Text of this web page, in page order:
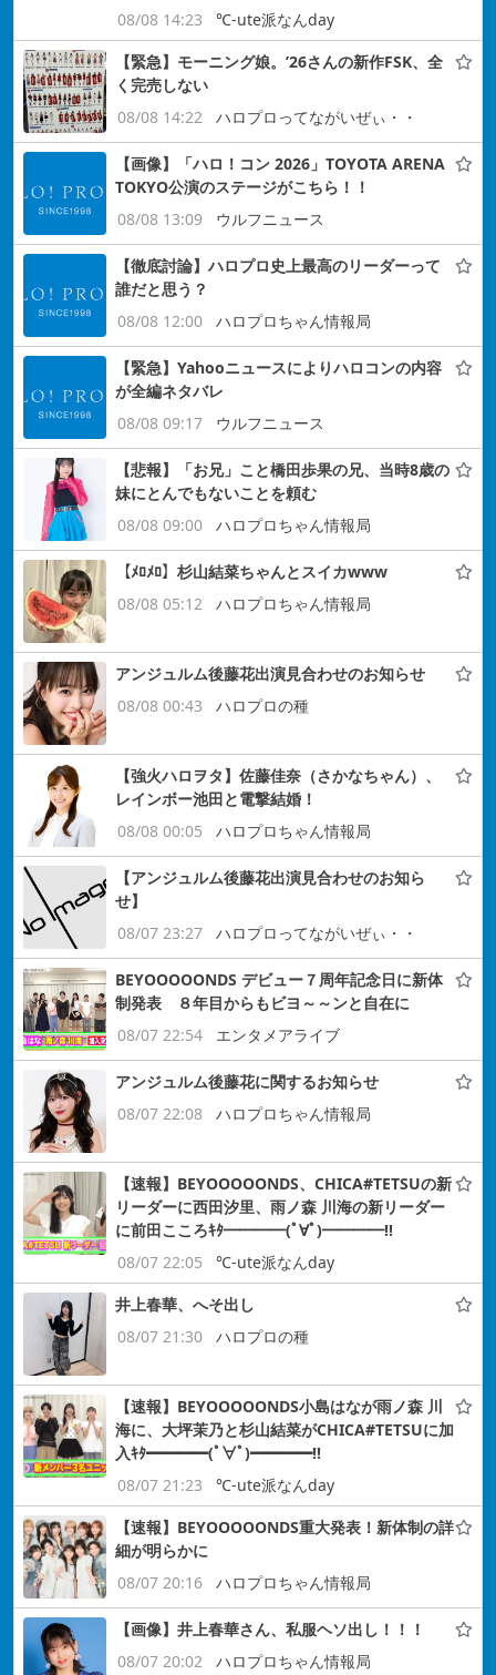
08/08 14:23
℃-ute派なんday
【緊急】モーニング娘。’26さんの新作FSK、全
く完売しない
08/08 14:22
ハロプロってながいぜぃ・・
【画像】「ハロ！コン 2026」TOYOTA ARENA
TOKYO公演のステージがこちら！！
08/08 13:09
ウルフニュース
【徹底討論】ハロプロ史上最高のリーダーって
誰だと思う？
08/08 12:00
ハロプロちゃん情報局
【緊急】Yahooニュースによりハロコンの内容
が全編ネタバレ
08/08 09:17
ウルフニュース
【悲報】「お兄」こと橋田歩果の兄、当時8歳の
妹にとんでもないことを頼む
08/08 09:00
ハロプロちゃん情報局
【ﾒﾛﾒﾛ】杉山結菜ちゃんとスイカwww
08/08 05:12
ハロプロちゃん情報局
アンジュルム後藤花出演見合わせのお知らせ
08/08 00:43
ハロプロの種
【強火ハロヲタ】佐藤佳奈（さかなちゃん）、
レインボー池田と電撃結婚！
08/08 00:05
ハロプロちゃん情報局
【アンジュルム後藤花出演見合わせのお知ら
せ】
08/07 23:27
ハロプロってながいぜぃ・・
BEYOOOOONDS デビュー７周年記念日に新体
制発表 ８年目からもビヨ～～ンと自在に
08/07 22:54
エンタメアライブ
アンジュルム後藤花に関するお知らせ
08/07 22:08
ハロプロちゃん情報局
【速報】BEYOOOOONDS、CHICA#TETSUの新
リーダーに西田汐里、雨ノ森 川海の新リーダー
に前田こころｷﾀ━━━━(ﾟ∀ﾟ)━━━━!!
08/07 22:05
℃-ute派なんday
井上春華、へそ出し
08/07 21:30
ハロプロの種
【速報】BEYOOOOONDS小島はなが雨ノ森 川
海に、大坪茉乃と杉山結菜がCHICA#TETSUに加
入ｷﾀ━━━━(ﾟ∀ﾟ)━━━━!!
08/07 21:23
℃-ute派なんday
【速報】BEYOOOOONDS重大発表！新体制の詳
細が明らかに
08/07 20:16
ハロプロちゃん情報局
【画像】井上春華さん、私服ヘソ出し！！！
08/07 20:02
ハロプロちゃん情報局